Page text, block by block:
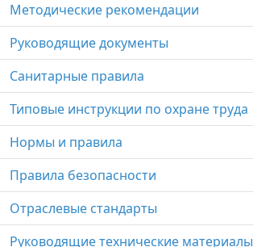
Методические рекомендации
Руководящие документы
Санитарные правила
Типовые инструкции по охране труда
Нормы и правила
Правила безопасности
Отраслевые стандарты
Руководящие технические материалы